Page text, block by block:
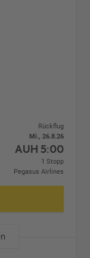
Rückflug
Mi., 26.8.26
AUH 5:00
1 Stopp
Pegasus Airlines